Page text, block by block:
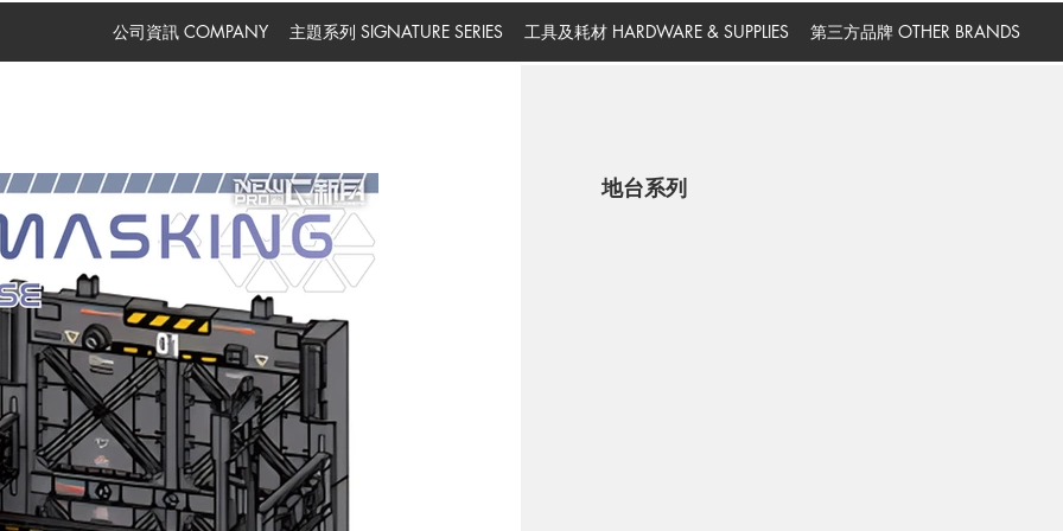
公司資訊 COMPANY 主題系列 SIGNATURE SERIES 工具及耗材 HARDWARE & SUPPLIES 第三方品牌 OTHER BRANDS
地台系列